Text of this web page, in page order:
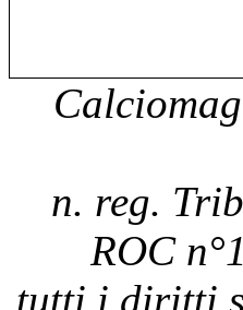
n. reg.
ROC
tutti i diritti